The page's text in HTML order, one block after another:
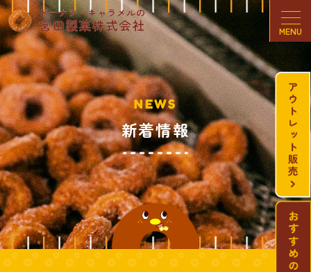
NEWS
新着情報
MENU